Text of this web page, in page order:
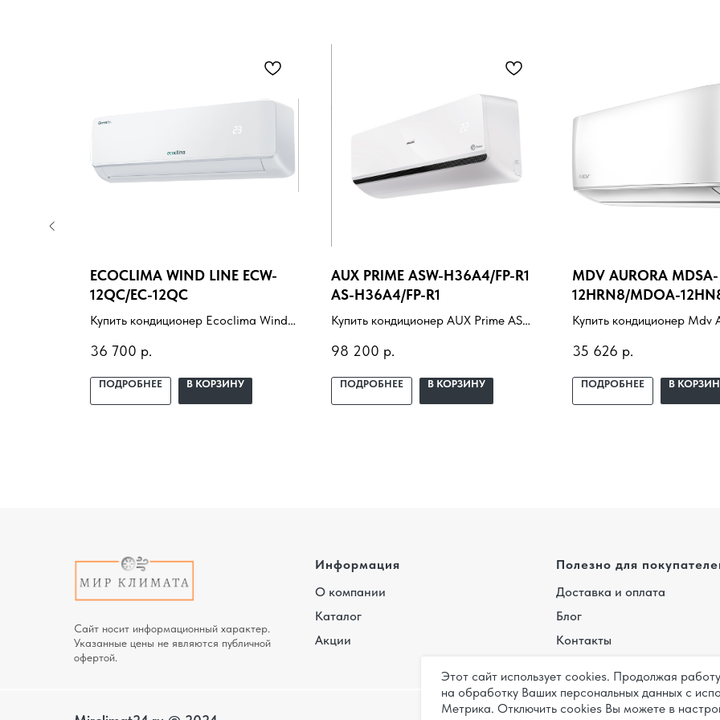
Этот сайт использует cookies. Продолжая
на обработку Ваших персональных данных с
Метрика. Отключить cookies Вы можете в
ECOCLIMA WIND LINE ECW-
12QC/EC-12QC
Купить кондиционер Ecoclima Wind
установкой под ключ. Подбор под
помещение, доставка,
36 700 р.
ПОДРОБНЕЕ В КОРЗИНУ
AUX PRIME ASW-H36A4/FP-R1
AS-H36A4/FP-R1
Купить кондиционер AUX Prime ASW-
установкой под ключ. Подбор под
помещение, доставка,
98 200 р.
ПОДРОБНЕЕ В КОРЗИНУ
MDV AURORA MDSA-
12HRN8/MDOA-
Купить кондиционер Mdv
установкой под ключ.
помещение, доставка,
35 626 р.
ПОДРОБНЕЕ В
Сайт носит информационный характер.
Указанные цены не являются публичной
офертой.
Информация
О компании
Каталог
Акции
Полезно для
Доставка и оплата
Блог
Контакты
Карта